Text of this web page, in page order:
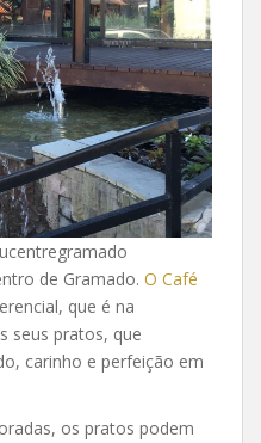
de Gramado. O Café
que é na
seus pratos, que
carinho e perfeição em
os pratos podem